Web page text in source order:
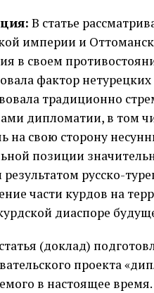
В статье
империи и
в своем
фактор
традиционно
дипломатии, в том
на свою сторону
позиции
русско-
части курдов на
диаспоре
(доклад)
проекта
в настоящее